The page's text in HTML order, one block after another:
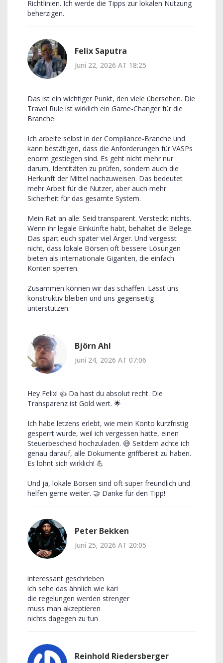
Richtlinien. Ich werde die Tipps zur lokalen Nutzung
beherzigen.
Felix Saputra
Juni 22, 2026 AT 18:25
Das ist ein wichtiger Punkt, den viele übersehen. Die
Travel Rule ist wirklich ein Game-Changer für die
Branche.
Ich arbeite selbst in der Compliance-Branche und
kann bestätigen, dass die Anforderungen für VASPs
enorm gestiegen sind. Es geht nicht mehr nur
darum, Identitäten zu prüfen, sondern auch die
Herkunft der Mittel nachzuweisen. Das bedeutet
mehr Arbeit für die Nutzer, aber auch mehr
Sicherheit für das gesamte System.
Mein Rat an alle: Seid transparent. Versteckt nichts.
Wenn ihr legale Einkünfte habt, behaltet die Belege.
Das spart euch später viel Ärger. Und vergesst
nicht, dass lokale Börsen oft bessere Lösungen
bieten als internationale Giganten, die einfach
Konten sperren.
Zusammen können wir das schaffen. Lasst uns
konstruktiv bleiben und uns gegenseitig
unterstützen.
Björn Ahl
Juni 24, 2026 AT 07:06
Hey Felix! 👍 Da hast du absolut recht. Die
Transparenz ist Gold wert. 🌟
Ich habe letzens erlebt, wie mein Konto kurzfristig
gesperrt wurde, weil ich vergessen hatte, einen
Steuerbescheid hochzuladen. 😅 Seitdem achte ich
genau darauf, alle Dokumente griffbereit zu haben.
Es lohnt sich wirklich! 💪
Und ja, lokale Börsen sind oft super freundlich und
helfen gerne weiter. 🤝 Danke für den Tipp!
Peter Bekken
Juni 25, 2026 AT 20:05
interessant geschrieben
ich sehe das ähnlich wie kari
die regelungen werden strenger
muss man akzeptieren
nichts dagegen zu tun
Reinhold Riedersberger